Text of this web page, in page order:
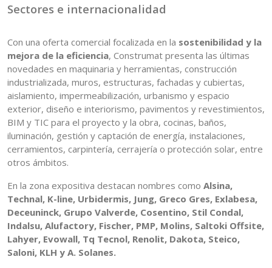
Sectores e internacionalidad
Con una oferta comercial focalizada en la sostenibilidad y la
mejora de la eficiencia, Construmat presenta las últimas
novedades en maquinaria y herramientas, construcción
industrializada, muros, estructuras, fachadas y cubiertas,
aislamiento, impermeabilización, urbanismo y espacio
exterior, diseño e interiorismo, pavimentos y revestimientos,
BIM y TIC para el proyecto y la obra, cocinas, baños,
iluminación, gestión y captación de energía, instalaciones,
cerramientos, carpintería, cerrajería o protección solar, entre
otros ámbitos.
En la zona expositiva destacan nombres como Alsina,
Technal, K-line, Urbidermis, Jung, Greco Gres, Exlabesa,
Deceuninck, Grupo Valverde, Cosentino, Stil Condal,
Indalsu, Alufactory, Fischer, PMP, Molins, Saltoki Offsite,
Lahyer, Evowall, Tq Tecnol, Renolit, Dakota, Steico,
Saloni, KLH y A. Solanes.